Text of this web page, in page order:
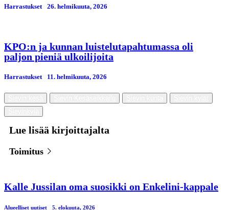
Harrastukset 26. helmikuuta, 2026
KPO:n ja kunnan luistelutapahtumassa oli
paljon pieniä ulkoilijoita
Harrastukset 11. helmikuuta, 2026
Lue lisää kirjoittajalta
Toimitus
Kalle Jussilan oma suosikki on Enkelini-kappale
Alueelliset uutiset 5. elokuuta, 2026